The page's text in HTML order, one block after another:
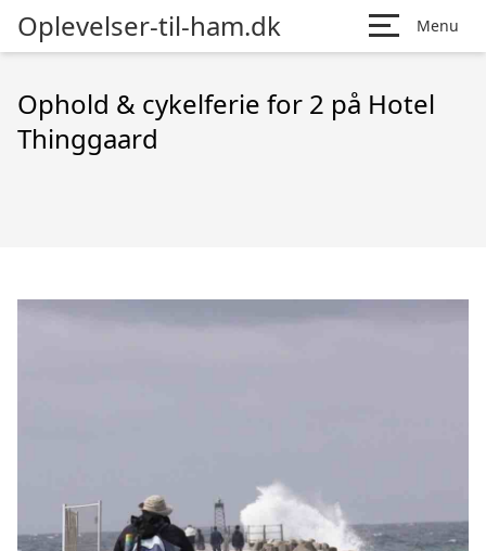
Oplevelser-til-ham.dk Menu
Ophold & cykelferie for 2 på Hotel
Thinggaard